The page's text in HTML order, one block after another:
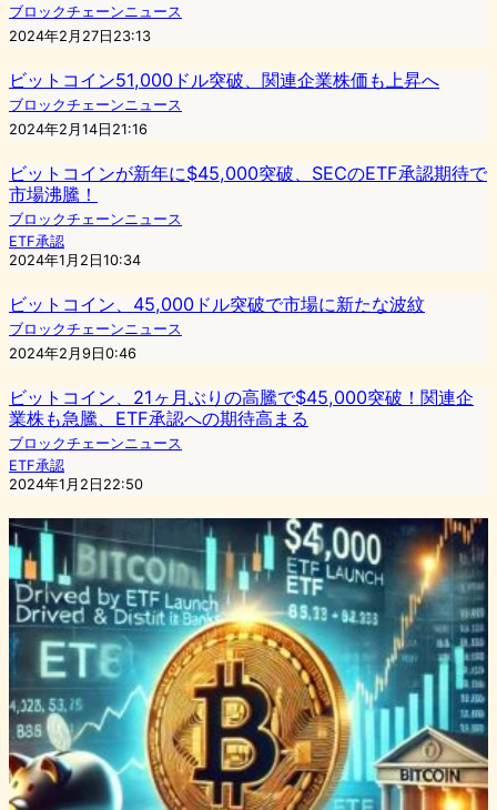
ブロックチェーンニュース
2024年2月27日23:13
ビットコイン51,000ドル突破、関連企業株価も上昇へ
ブロックチェーンニュース
2024年2月14日21:16
ビットコインが新年に$45,000突破、SECのETF承認期待で
市場沸騰！
ブロックチェーンニュース
ETF承認
2024年1月2日10:34
ビットコイン、45,000ドル突破で市場に新たな波紋
ブロックチェーンニュース
2024年2月9日0:46
ビットコイン、21ヶ月ぶりの高騰で$45,000突破！関連企
業株も急騰、ETF承認への期待高まる
ブロックチェーンニュース
ETF承認
2024年1月2日22:50